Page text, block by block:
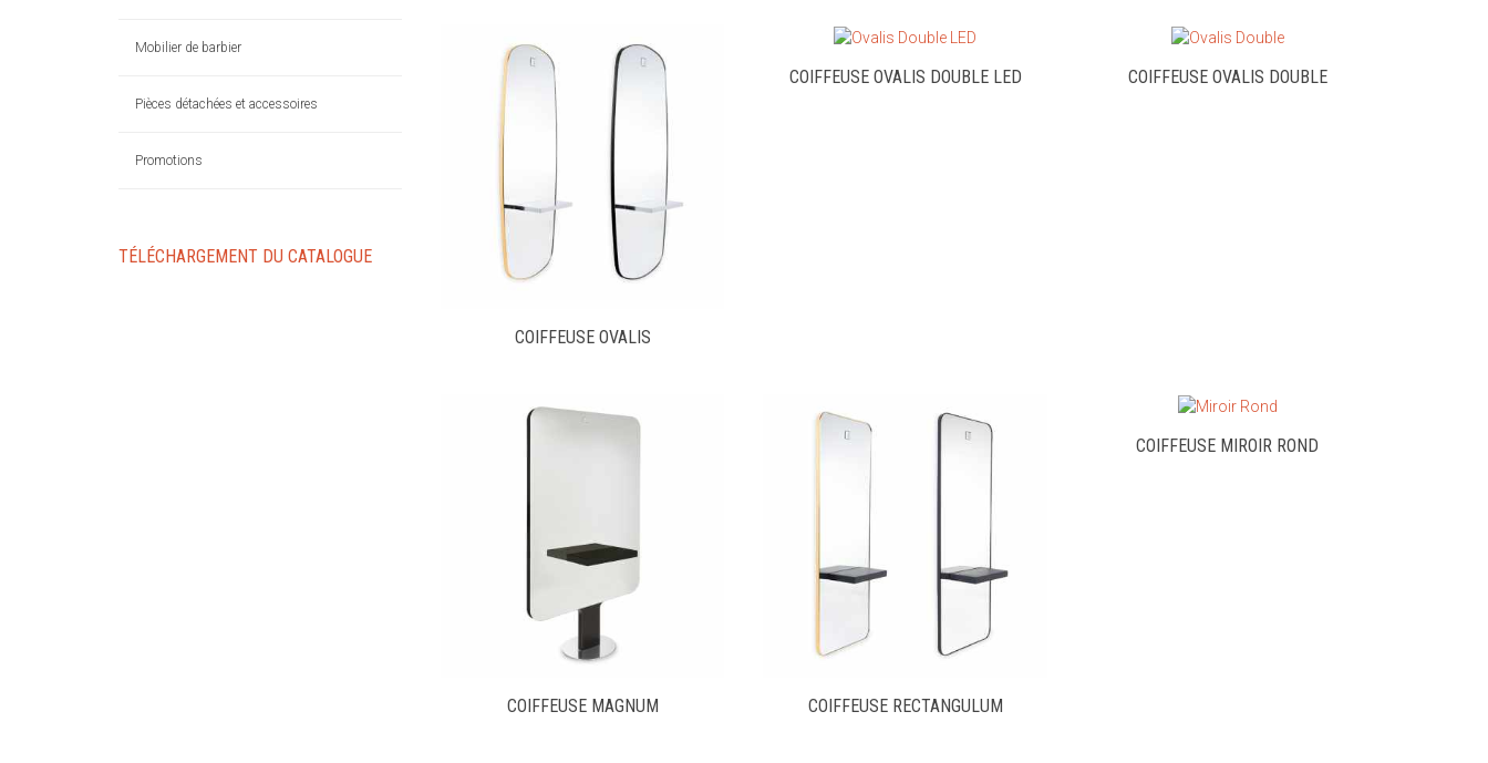
Mobilier de barbier
Pièces détachées et accessoires
Promotions
TÉLÉCHARGEMENT DU CATALOGUE
COIFFEUSE OVALIS
COIFFEUSE OVALIS DOUBLE LED COIFFEUSE OVALIS DOUBLE
COIFFEUSE MAGNUM COIFFEUSE RECTANGULUM
COIFFEUSE MIROIR ROND